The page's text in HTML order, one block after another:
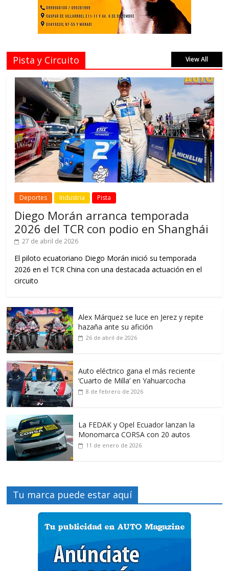
Pista y Circuito View All
Deportes Industria Pista
Diego Morán arranca temporada
2026 del TCR con podio en Shanghái
27 de abril de 2026
El piloto ecuatoriano Diego Morán inició su temporada
2026 en el TCR China con una destacada actuación en el
circuito
Alex Márquez se luce en Jerez y repite
hazaña ante su afición
26 de abril de 2026
Auto eléctrico gana el más reciente
‘Cuarto de Milla’ en Yahuarcocha
8 de febrero de 2026
La FEDAK y Opel Ecuador lanzan la
Monomarca CORSA con 20 autos
11 de enero de 2026
Tu marca puede estar aquí